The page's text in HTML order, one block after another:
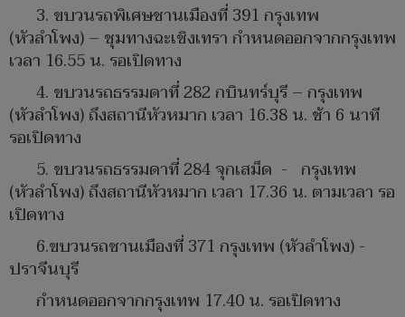
3. ขบวนรถพิเศษชานเมืองที่ 391 กรุงเทพ
(หัวลำโพง) – ชุมทางฉะเชิงเทรา กำหนดออกจากกรุงเทพ
เวลา 16.55 น. รอเปิดทาง
4. ขบวนรถธรรมดาที่ 282 กบินทร์บุรี – กรุงเทพ
(หัวลำโพง) ถึงสถานีหัวหมาก เวลา 16.38 น. ช้า 6 นาที
รอเปิดทาง
5. ขบวนรถธรรมดาที่ 284 จุกเสม็ด - กรุงเทพ
(หัวลำโพง) ถึงสถานีหัวหมาก เวลา 17.36 น. ตามเวลา รอ
เปิดทาง
6.ขบวนรถชานเมืองที่ 371 กรุงเทพ (หัวลำโพง) -
ปราจีนบุรี
กำหนดออกจากกรุงเทพ 17.40 น. รอเปิดทาง